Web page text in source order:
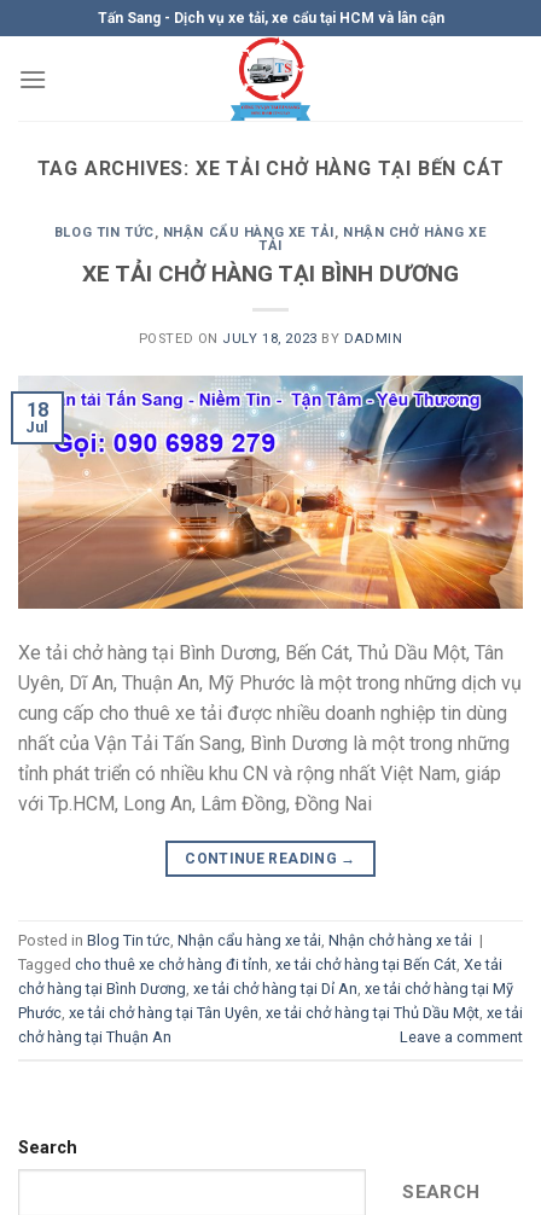
content
Tấn Sang - Dịch vụ xe tải, xe cẩu tại HCM và lân cận
TAG ARCHIVES: XE TẢI CHỞ HÀNG TẠI BẾN CÁT
BLOG TIN TỨC, NHẬN CẨU HÀNG XE TẢI, NHẬN CHỞ HÀNG XE
TẢI
XE TẢI CHỞ HÀNG TẠI BÌNH DƯƠNG
POSTED ON JULY 18, 2023 BY DADMIN
18
Jul
Xe tải chở hàng tại Bình Dương, Bến Cát, Thủ Dầu Một, Tân
Uyên, Dĩ An, Thuận An, Mỹ Phước là một trong những dịch vụ
cung cấp cho thuê xe tải được nhiều doanh nghiệp tin dùng
nhất của Vận Tải Tấn Sang, Bình Dương là một trong những
tỉnh phát triển có nhiều khu CN và rộng nhất Việt Nam, giáp
với Tp.HCM, Long An, Lâm Đồng, Đồng Nai
CONTINUE READING →
Posted in Blog Tin tức, Nhận cẩu hàng xe tải, Nhận chở hàng xe tải |
Tagged cho thuê xe chở hàng đi tỉnh, xe tải chở hàng tại Bến Cát, Xe tải
chở hàng tại Bình Dương, xe tải chở hàng tại Dỉ An, xe tải chở hàng tại Mỹ
Phước, xe tải chở hàng tại Tân Uyên, xe tải chở hàng tại Thủ Dầu Một, xe tải
chở hàng tại Thuận An
Leave a comment
Search
SEARCH